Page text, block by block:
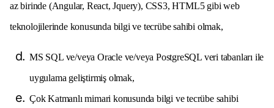
az birinde (Angular, React, Jquery), CSS3, HTML5 gibi web
teknolojilerinde konusunda bilgi ve tecrübe sahibi olmak,
MS SQL ve/veya Oracle ve/veya PostgreSQL veri tabanları ile
uygulama geliştirmiş olmak,
Çok Katmanlı mimari konusunda bilgi ve tecrübe sahibi